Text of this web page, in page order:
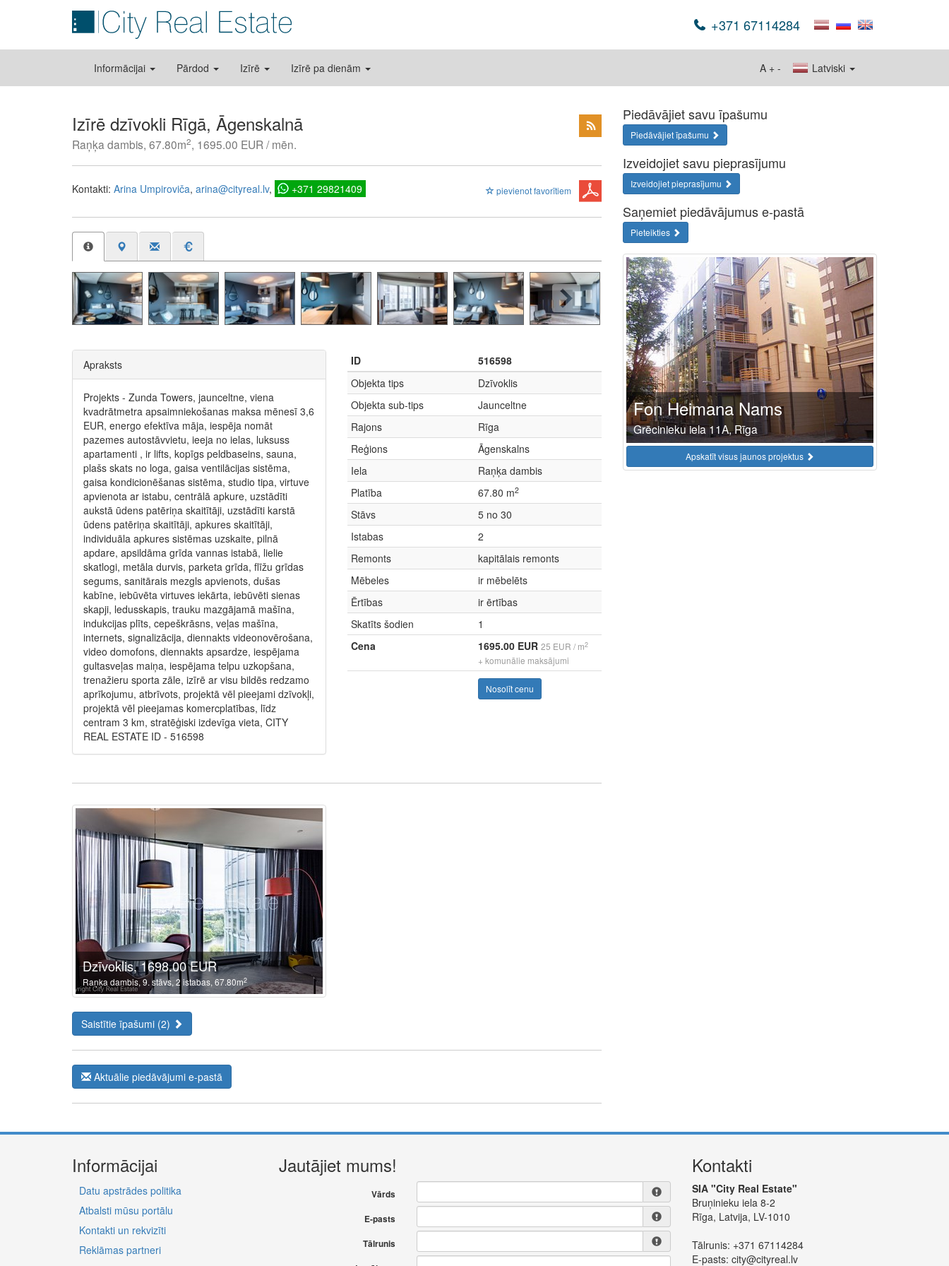
+371 67114284
Informācijai Pārdod Izīrē Izīrē pa dienām Latviski
A + -
Izīrē dzīvokli Rīgā, Āgenskalnā
Raņķa dambis, 67.80m2, 1695.00 EUR / mēn.
pievienot favorītiem
Kontakti: Arina Umpiroviča arina@cityreal.lv +371 29821409
Apraksts
Projekts - Zunda Towers, jaunceltne, viena
kvadrātmetra apsaimniekošanas maksa mēnesī 3,6
EUR, energo efektīva māja, iespēja nomāt
pazemes autostāvvietu, ieeja no ielas, luksuss
apartamenti , ir lifts, kopīgs peldbaseins, sauna,
plašs skats no loga, gaisa ventilācijas sistēma,
gaisa kondicionēšanas sistēma, studio tipa, virtuve
apvienota ar istabu, centrālā apkure, uzstādīti
aukstā ūdens patēriņa skaitītāji, uzstādīti karstā
ūdens patēriņa skaitītāji, apkures skaitītāji,
individuāla apkures sistēmas uzskaite, pilnā
apdare, apsildāma grīda vannas istabā, lielie
skatlogi, metāla durvis, parketa grīda, flīžu grīdas
segums, sanitārais mezgls apvienots, dušas
kabīne, iebūvēta virtuves iekārta, iebūvēti sienas
skapji, ledusskapis, trauku mazgājamā mašīna,
indukcijas plīts, cepeškrāsns, veļas mašīna,
internets, signalizācija, diennakts videonovērošana,
video domofons, diennakts apsardze, iespējama
gultasveļas maiņa, iespējama telpu uzkopšana,
trenažieru sporta zāle, izīrē ar visu bildēs redzamo
aprīkojumu, atbrīvots, projektā vēl pieejami dzīvokļi,
projektā vēl pieejamas komercplatības, līdz
centram 3 km, stratēģiski izdevīga vieta, CITY
REAL ESTATE ID - 516598
ID
516598
Objekta tips
Dzīvoklis
Objekta sub-tips
Jaunceltne
Rajons
Rīga
Reģions
Āgenskalns
Iela
Raņķa dambis
Platība
67.80 m2
Stāvs
5 no 30
Istabas
2
Remonts
kapitālais remonts
Mēbeles
ir mēbelēts
Ērtības
ir ērtības
Skatīts šodien
1
Cena
1695.00 EUR 25 EUR / m2
+ komunālie maksājumi
Nosolīt cenu
Dzīvoklis, 1698.00 EUR
Raņķa dambis, 9. stāvs, 2 istabas, 67.80m2
Saistītie īpašumi (2)
Aktuālie piedāvājumi e-pastā
Piedāvājiet savu īpašumu
Piedāvājiet īpašumu
Izveidojiet savu pieprasījumu
Izveidojiet pieprasījumu
Saņemiet piedāvājumus e-pastā
Pieteikties
Fon Heimana Nams
Grēcinieku iela 11A, Rīga
Apskatīt visus jaunos projektus
Informācijai
Datu apstrādes politika
Atbalsti mūsu portālu
Kontakti un rekvizīti
Reklāmas partneri
Jautājiet mums!
Vārds
E-pasts
Tālrunis
Kontakti
SIA "City Real Estate"
Bruņinieku iela 8-2
Rīga, Latvija, LV-1010
Tālrunis: +371 67114284
E-pasts: city@cityreal.lv